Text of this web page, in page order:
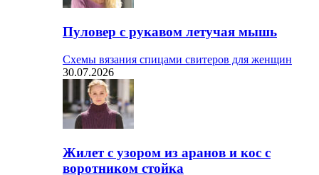
Пуловер с рукавом летучая мышь
Схемы вязания спицами свитеров для женщин
30.07.2026
Жилет с узором из аранов и кос с
воротником стойка